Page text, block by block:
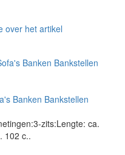
over het artikel
Banken Bankstellen
zits:Lengte: ca.
102 c..